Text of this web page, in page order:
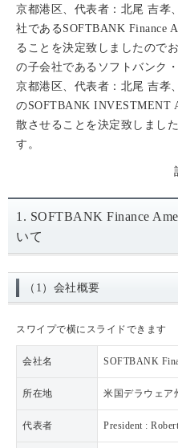
京都港区、代表者：北尾 吉孝
社であるSOFTBANK Finance
ることを決定致しましたので
の子会社であるソフトバンク
京都港区、代表者：北尾 吉孝
のSOFTBANK INVESTMENT
散させることを決定致しまし
す。
1. SOFTBANK Finance
いて
（1）会社概要
スワイプで横にスライドできます
会社名 SOFTBANK
所在地 米国デラウェア
代表者 President :